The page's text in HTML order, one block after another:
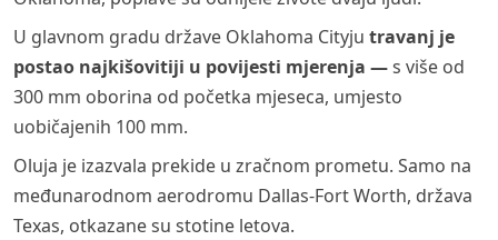
U glavnom gradu države Oklahoma Cityju travanj je
postao najkišovitiji u povijesti mjerenja —s više od
300 mm oborina od početka mjeseca, umjesto
uobičajenih 100 mm.
Oluja je izazvala prekide u zračnom prometu. Samo na
međunarodnom aerodromu Dallas-Fort Worth, država
Texas, otkazane su stotine letova.